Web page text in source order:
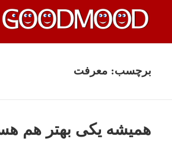
چیزای خووب مووب
برچسب: معرفت
همیشه یکی بهتر هم